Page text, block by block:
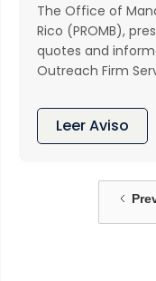
The Office of
Rico (PROMB),
quotes and
Outreach Firm
Leer Aviso